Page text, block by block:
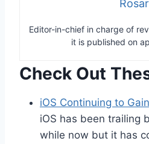
Editor-in-chief in charge of
it is published on
Check Out
iOS Continuing to
iOS has been trailing
while now but it has